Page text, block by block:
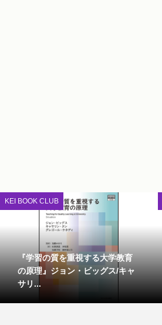
KEI BOOK CLUB
『学習の質を重視する大学教育
の原理』ジョン・ビッグス/キャ
サリ...